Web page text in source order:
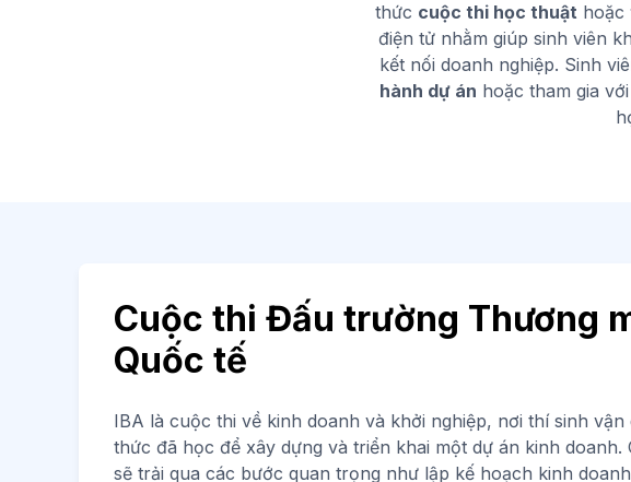
thức cuộc thi học thuậthoặc
điện tử nhằm giúp sinh viên
kết nối doanh nghiệp. Sinh
hành dự án hoặc tham gia
Cuộc thi Đấu trường Thương
Quốc tế
IBA là cuộc thi về kinh doanh và khởi nghiệp, nơi thí sinh vận
thức đã học để xây dựng và triển khai một dự án kinh doanh.
sẽ trải qua các bước quan trọng như lập kế hoạch kinh